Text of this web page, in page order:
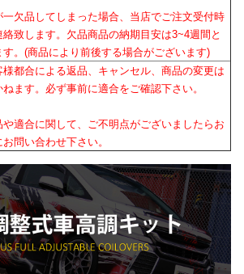
欠品してしまった場合、当店でご注文受付時
絡致します。欠品商品の納期目安は3~4週間と
す。(商品により前後する場合がございます)
様都合による返品、キャンセル、商品の変更は
ねます。必ず事前に適合をご確認下さい。
や適合に関して、ご不明点がございましたらお
問い合わせ下さい。